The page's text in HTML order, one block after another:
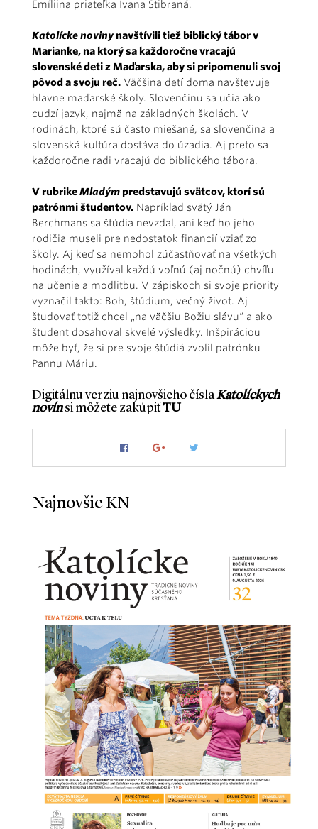
Emíliina priateľka Ivana Štibraná.
Katolícke novinynavštívili tiež biblický tábor v
Marianke, na ktorý sa každoročne vracajú
slovenské deti z Maďarska, aby si pripomenuli svoj
pôvod a svoju reč. Väčšina detí doma navštevuje
hlavne maďarské školy. Slovenčinu sa učia ako
cudzí jazyk, najmä na základných školách. V
rodinách, ktoré sú často miešané, sa slovenčina a
slovenská kultúra dostáva do úzadia. Aj preto sa
každoročne radi vracajú do biblického tábora.
V rubrikeMladým predstavujú svätcov, ktorí sú
patrónmi študentov. Napríklad svätý Ján
Berchmans sa štúdia nevzdal, ani keď ho jeho
rodičia museli pre nedostatok financií vziať zo
školy. Aj keď sa nemohol zúčastňovať na všetkých
hodinách, využíval každú voľnú (aj nočnú) chvíľu
na učenie a modlitbu. V zápiskoch si svoje priority
vyznačil takto: Boh, štúdium, večný život. Aj
študovať totiž chcel „na väčšiu Božiu slávu“ a ako
študent dosahoval skvelé výsledky. Inšpiráciou
môže byť, že si pre svoje štúdiá zvolil patrónku
Pannu Máriu.
Digitálnu verziu najnovšieho číslaKatolíckych
novínsi môžete zakúpiť TU
Najnovšie KN